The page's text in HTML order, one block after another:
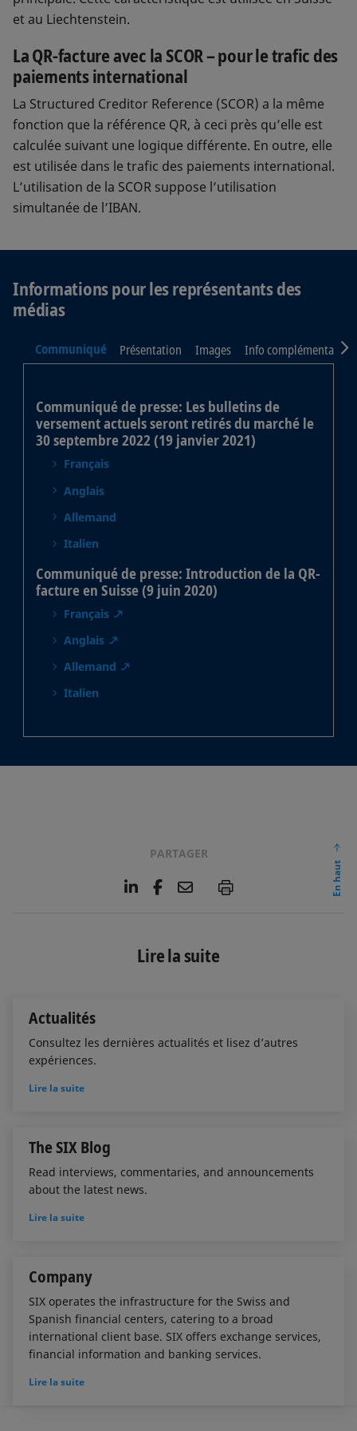
Il est recommandé d'utiliser la QR-facture
avec Creditor Reference et IBAN pour de
tels paiements.
et au Liechtenstein.
La QR-facture avec la SCOR – pour le trafic des
paiements international
La Structured Creditor Reference (SCOR) a la même
fonction que la référence QR, à ceci près qu’elle est
calculée suivant une logique différente. En outre, elle
est utilisée dans le trafic des paiements international.
L’utilisation de la SCOR suppose l’utilisation
simultanée de l’IBAN.
Informations pour les représentants des
médias
Communiqué Présentation Images Info complémentaires
Communiqué de presse: Les bulletins de
versement actuels seront retirés du marché le
30 septembre 2022 (19 janvier 2021)
Français
Anglais
Allemand
Italien
Communiqué de presse: Introduction de la QR-
facture en Suisse (9 juin 2020)
Français
Anglais
Allemand
Italien
PARTAGER
L
e
d
F
b
o
E
l
P
En haut
Lire la suite
Actualités
Consultez les dernières actualités et lisez d’autres
expériences.
Lire la suite
The SIX Blog
Read interviews, commentaries, and announcements
about the latest news.
Lire la suite
Company
SIX operates the infrastructure for the Swiss and
Spanish financial centers, catering to a broad
international client base. SIX offers exchange services,
financial information and banking services.
Lire la suite